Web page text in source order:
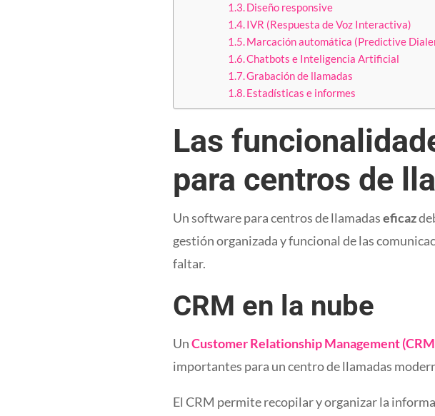
Diseño responsive
IVR (Respuesta de Voz Interactiva)
Marcación automática (Predictive
Chatbots e Inteligencia Artificial
Grabación de llamadas
Estadísticas e informes
Las
para centros de
Un software para centros de llamadaseficaz
gestión organizada y funcional de las
faltar.
CRM en la nube
UnCustomer Relationship Management
importantes para un centro de llamadas
El CRM permite recopilar y organizar la